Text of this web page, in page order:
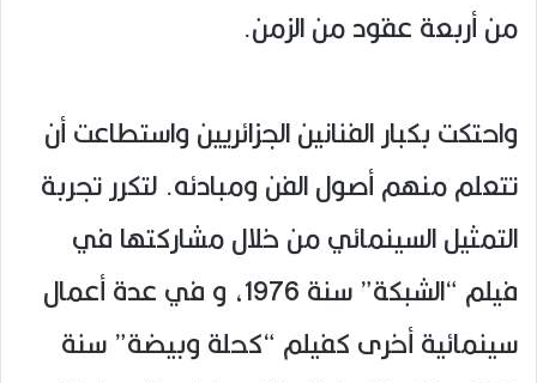
من أربعة عقود من الزمن.
واحتكت بكبار الفنانين الجزائريين واستطاعت أن
تتعلم منهم أصول الفن ومبادئه. لتكرر تجربة
التمثيل السينمائي من خلال مشاركتها في
فيلم “الشبكة” سنة 1976، و في عدة أعمال
سينمائية أخرى كفيلم “كحلة وبيضة” سنة